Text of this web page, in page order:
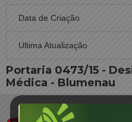
Data de Criação
Ultima Atualização
Portaria 0473/15 -
Médica - Blumenau